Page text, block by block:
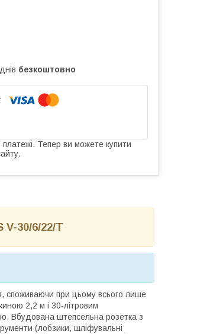
безкоштовно
платежі. Тепер ви можете купити
V-30/6/22/T
споживаючи при цьому всього лише
2,2 м і 30-літровим
Вбудована штепсельна розетка з
(лобзики, шліфувальні